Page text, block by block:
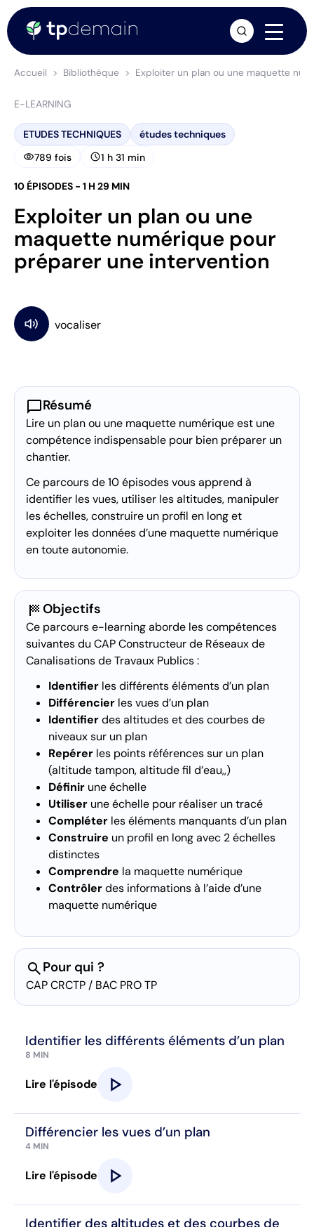
Accueil Bibliothèque Exploiter un plan ou une maquette
E-LEARNING
ETUDES TECHNIQUES études techniques
visibility789 fois schedule1 h 31 min
10 ÉPISODES - 1 H 29 MIN
Exploiter un plan ou une
maquette numérique pour
préparer une intervention
chat_bubbleRésumé
Lire un plan ou une maquette numérique est une
compétence indispensable pour bien préparer un
chantier.
Ce parcours de 10 épisodes vous apprend à
identifier les vues, utiliser les altitudes, manipuler
les échelles, construire un profil en long et
exploiter les données d’une maquette numérique
en toute autonomie.
sports_score Objectifs
Ce parcours e-learning aborde les compétences
suivantes du CAP Constructeur de Réseaux de
Canalisations de Travaux Publics :
Identifier les différents éléments d’un plan
Différencier les vues d’un plan
Identifierdes altitudes et des courbes de
niveaux sur un plan
Repérer les points références sur un plan
(altitude tampon, altitude fil d’eau,,)
Définir une échelle
Utiliser une échelle pour réaliser un tracé
Compléter les éléments manquants d’un plan
Construire un profil en long avec 2 échelles
distinctes
Comprendre la maquette numérique
Contrôlerdes informations à l’aide d’une
maquette numérique
searchPour qui ?
CAP CRCTP / BAC PRO TP
Identifier les différents éléments d’un plan
8 MIN
Lire l'épisode play_arrow
Différencier les vues d’un plan
4 MIN
Lire l'épisode play_arrow
arrow_forward